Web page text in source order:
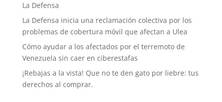
La Defensa
La Defensa inicia una reclamación colectiva por los
problemas de cobertura móvil que afectan a Ulea
Cómo ayudar a los afectados por el terremoto de
Venezuela sin caer en ciberestafas
¡Rebajas a la vista! Que no te den gato por liebre: tus
derechos al comprar.